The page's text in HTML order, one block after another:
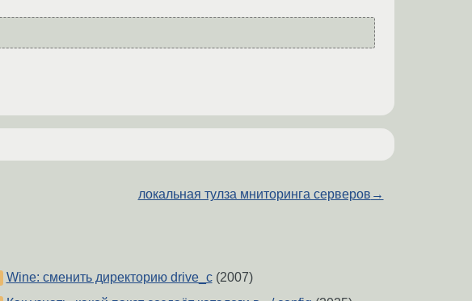
локальная тулза мниторинга серверов →
Wine: сменить директорию drive_c(2007)